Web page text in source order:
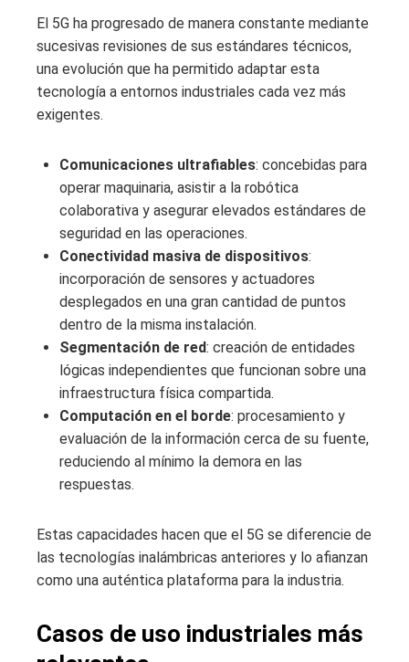
El 5G ha progresado de manera constante mediante
sucesivas revisiones de sus estándares técnicos,
una evolución que ha permitido adaptar esta
tecnología a entornos industriales cada vez más
exigentes.
Comunicaciones ultrafiables: concebidas para
operar maquinaria, asistir a la robótica
colaborativa y asegurar elevados estándares de
seguridad en las operaciones.
Conectividad masiva de dispositivos:
incorporación de sensores y actuadores
desplegados en una gran cantidad de puntos
dentro de la misma instalación.
Segmentación de red: creación de entidades
lógicas independientes que funcionan sobre una
infraestructura física compartida.
Computación en el borde: procesamiento y
evaluación de la información cerca de su fuente,
reduciendo al mínimo la demora en las
respuestas.
Estas capacidades hacen que el 5G se diferencie de
las tecnologías inalámbricas anteriores y lo afianzan
como una auténtica plataforma para la industria.
Casos de uso industriales más